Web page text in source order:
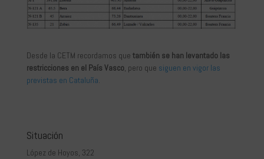
Desde la CETM recordamos que también se han levantado las
restricciones en el País Vasco, pero que siguen en vigor las
previstas en Cataluña.
Situación
López de Hoyos, 322